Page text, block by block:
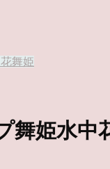
舞姫
舞姫水中